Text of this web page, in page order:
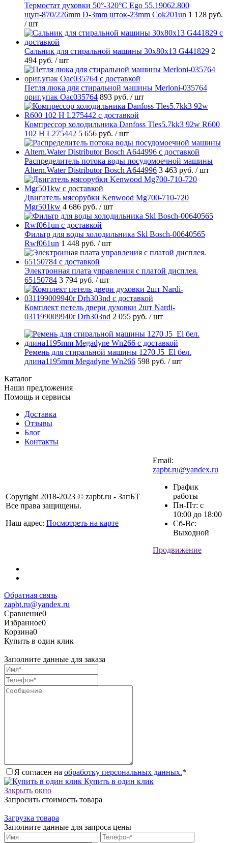
Термостат духовки 50°-320°C Ego 55.19062.800
щуп-870/226mm D-3mm шток-23mm Cok201un 1 128 руб.
/ шт
Cальник для стиральной машины 30x80x13 G441829 2
494 руб. / шт
Петля люка для стиральной машины Merloni-035764
ориг.упак Oac035764 893 руб. / шт
Компрессор холодильника Danfoss Tles5.7kk3 92w R600
102 H L275442 5 656 руб. / шт
Распределитель потока воды посудомоечной машины
Altern.Water Distributor Bosch A644996 3 463 руб. / шт
Двигатель мясорубки Kenwood Mg700-710-720
Mgr501kw 4 686 руб. / шт
Фильтр для воды холодильника Skl Bosch-00640565
Rwf061un 1 448 руб. / шт
Электронная плата управления с платой дисплея.
65150784 3 794 руб. / шт
Комплект петель двери духовки 2шт Nardi-
031199009940r Drh303nd 2 055 руб. / шт
Ремень для стиральной машины 1270 J5_El бел.
длина1195mm Megadyne Wn266 598 руб. / шт
Каталог
Наши предложения
Помощь и сервисы
Доставка
Отзывы
Блог
Контакты
Copyright 2018-2023 © zapbt.ru - ЗапБТ
Все права защищены.
Наш адрес: Посмотреть на карте
Email:
zapbt.ru@yandex.ru
График
работы
Пн-Пт: с
10:00 до 18:00
Сб-Вс:
Выходной
Продвижение
Обратная связь
zapbt.ru@yandex.ru
Сравнение0
Избранное0
Корзина0
Купить в один клик
Заполните данные для заказа
Я согласен на обработку персональных данных.*
Купить в один клик
Закрыть окно
Запросить стоимость товара
Загрузка товара
Заполните данные для запроса цены